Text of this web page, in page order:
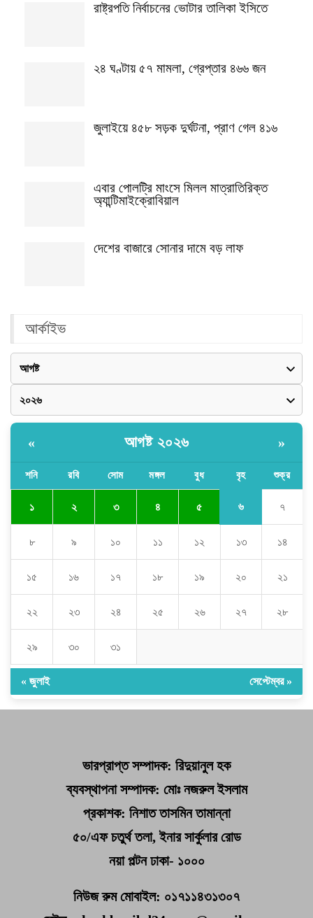
রাষ্ট্রপতি নির্বাচনের ভোটার তালিকা ইসিতে
২৪ ঘণ্টায় ৫৭ মামলা, গ্রেপ্তার ৪৬৬ জন
জুলাইয়ে ৪৫৮ সড়ক দুর্ঘটনা, প্রাণ গেল ৪১৬
এবার পোলট্রি মাংসে মিলল মাত্রাতিরিক্ত
অ্যান্টিমাইক্রোবিয়াল
দেশের বাজারে সোনার দামে বড় লাফ
আর্কাইভ
« আগষ্ট ২০২৬ »
শনি রবি সোম মঙ্গল বুধ বৃহ শুক্র
১ ২ ৩ ৪ ৫ ৬ ৭
৮ ৯ ১০ ১১ ১২ ১৩ ১৪
১৫ ১৬ ১৭ ১৮ ১৯ ২০ ২১
২২ ২৩ ২৪ ২৫ ২৬ ২৭ ২৮
২৯ ৩০ ৩১
« জুলাই সেপ্টেম্বর »
ভারপ্রাপ্ত সম্পাদক: রিদুয়ানুল হক
ব্যবস্থাপনা সম্পাদক: মোঃ নজরুল ইসলাম
প্রকাশক: নিশাত তাসমিন তামান্না
৫০/এফ চতুর্থ তলা, ইনার সার্কুলার রোড
নয়া পল্টন ঢাকা- ১০০০
নিউজ রুম মোবাইল: ০১৭১১৪৩১৩০৭